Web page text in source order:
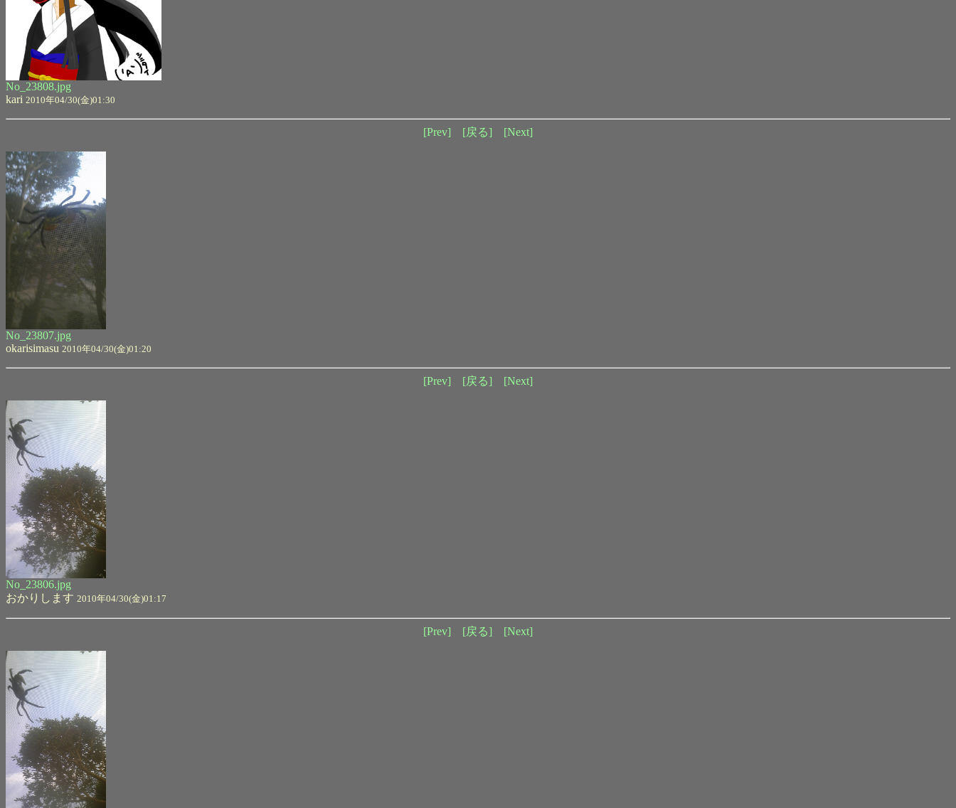
No_23808.jpg
kari 2010年04/30(金)01:30
[Prev] [戻る] [Next]
No_23807.jpg
okarisimasu 2010年04/30(金)01:20
[Prev] [戻る] [Next]
No_23806.jpg
おかりします 2010年04/30(金)01:17
[Prev] [戻る] [Next]